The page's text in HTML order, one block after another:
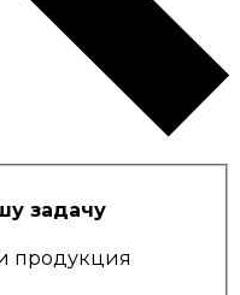
задачу
продукция